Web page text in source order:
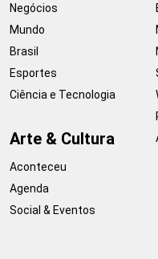
Negócios
Mundo
Brasil
Esportes
Ciência e Tecnologia
Arte & Cultura
Aconteceu
Agenda
Social & Eventos